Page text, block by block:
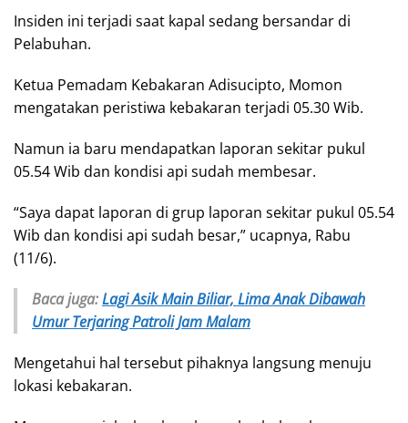
Insiden ini terjadi saat kapal sedang bersandar di
Pelabuhan.
Ketua Pemadam Kebakaran Adisucipto, Momon
mengatakan peristiwa kebakaran terjadi 05.30 Wib.
Namun ia baru mendapatkan laporan sekitar pukul
05.54 Wib dan kondisi api sudah membesar.
“Saya dapat laporan di grup laporan sekitar pukul 05.54
Wib dan kondisi api sudah besar,” ucapnya, Rabu
(11/6).
Baca juga:Lagi Asik Main Biliar, Lima Anak Dibawah
Umur Terjaring Patroli Jam Malam
Mengetahui hal tersebut pihaknya langsung menuju
lokasi kebakaran.